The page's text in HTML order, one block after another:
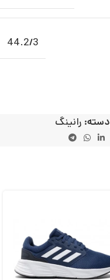
44.2/3
دسته: رانینگ